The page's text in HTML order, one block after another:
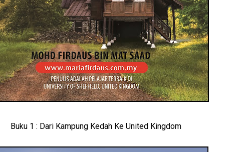
Buku 1 : Dari Kampung Kedah Ke United Kingdom